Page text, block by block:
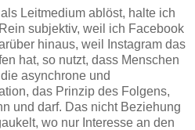
Leitmedium ablöst, halte ich
subjektiv, weil ich Facebook
hinaus, weil Instagram das
hat, so nutzt, dass Menschen
asynchrone und
das Prinzip des Folgens,
und darf. Das nicht Beziehung
wo nur Interesse an den